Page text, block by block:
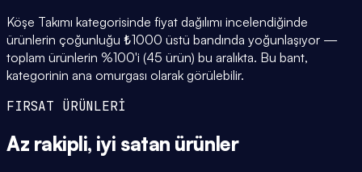
Köşe Takımı kategorisinde fiyat dağılımı incelendiğinde
ürünlerin çoğunluğu ₺1000 üstü bandında yoğunlaşıyor —
toplam ürünlerin %100'i (45 ürün) bu aralıkta. Bu bant,
kategorinin ana omurgası olarak görülebilir.
FIRSAT ÜRÜNLERİ
Az rakipli, iyi satan ürünler